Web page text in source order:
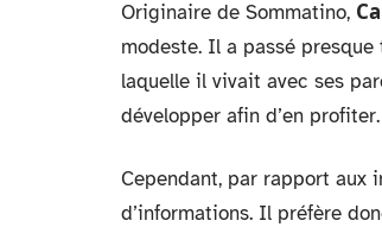
Originaire de Sommatino,
modeste. Il a passé
laquelle il vivait avec ses
développer afin d’en
Cependant, par rapport aux
d’informations. Il préfère